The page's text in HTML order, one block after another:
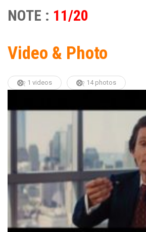
NOTE : 11/20
Video & Photo
1 videos 14 photos